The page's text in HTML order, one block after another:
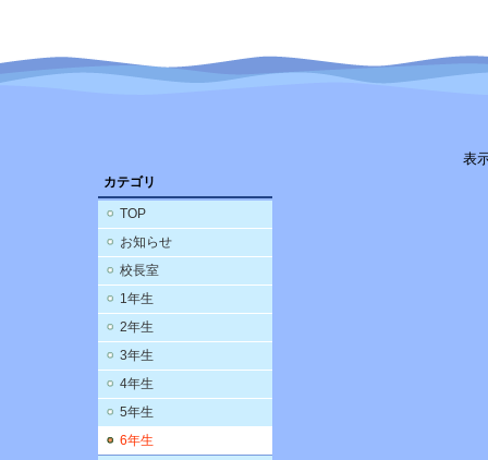
カテゴリ
TOP
お知らせ
校長室
1年生
2年生
3年生
4年生
5年生
6年生
表